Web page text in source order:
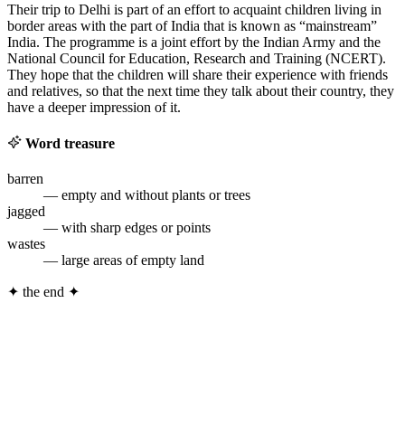
Their trip to Delhi is part of an effort to acquaint children living in
border areas with the part of India that is known as “mainstream”
India. The programme is a joint effort by the Indian Army and the
National Council for Education, Research and Training (NCERT).
They hope that the children will share their experience with friends
and relatives, so that the next time they talk about their country, they
have a deeper impression of it.
Word treasure
barren
— empty and without plants or trees
jagged
— with sharp edges or points
wastes
— large areas of empty land
✦ the end ✦